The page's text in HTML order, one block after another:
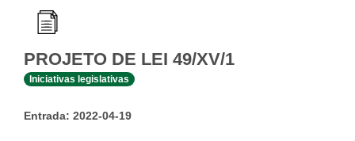
PROJETO DE LEI 49/XV/1
Iniciativas legislativas
Entrada: 2022-04-19